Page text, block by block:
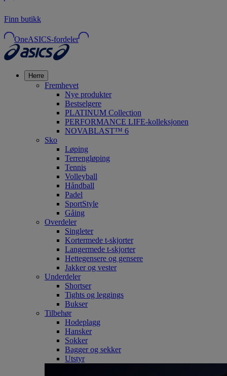
Finn butikk
OneASICS-fordeler
Herre
Fremhevet
Nye produkter
Bestselgere
PLATINUM Collection
PERFORMANCE LIFE-kolleksjonen
NOVABLAST™ 6
Sko
Løping
Terrengløping
Tennis
Volleyball
Håndball
Padel
SportStyle
Gåing
Overdeler
Singleter
Kortermede t-skjorter
Langermede t-skjorter
Hettegensere og gensere
Jakker og vester
Underdeler
Shortser
Tights og leggings
Bukser
Tilbehør
Hodeplagg
Hansker
Sokker
Bagger og sekker
Utstyr